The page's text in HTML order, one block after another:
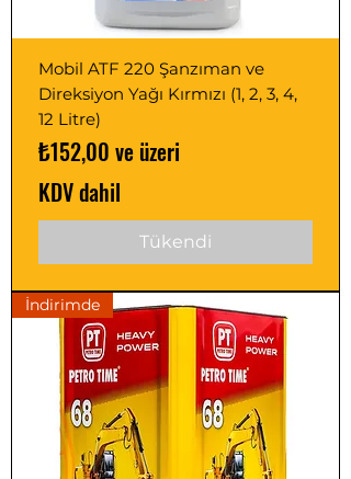
Mobil ATF 220 Şanzıman ve
Direksiyon Yağı Kırmızı (1, 2, 3, 4,
12 Litre)
₺152,00 ve üzeri
İndirimli Fiyat
KDV dahil
Tükendi
İndirimde